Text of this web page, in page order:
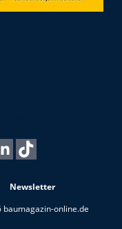
Newsletter
online.de